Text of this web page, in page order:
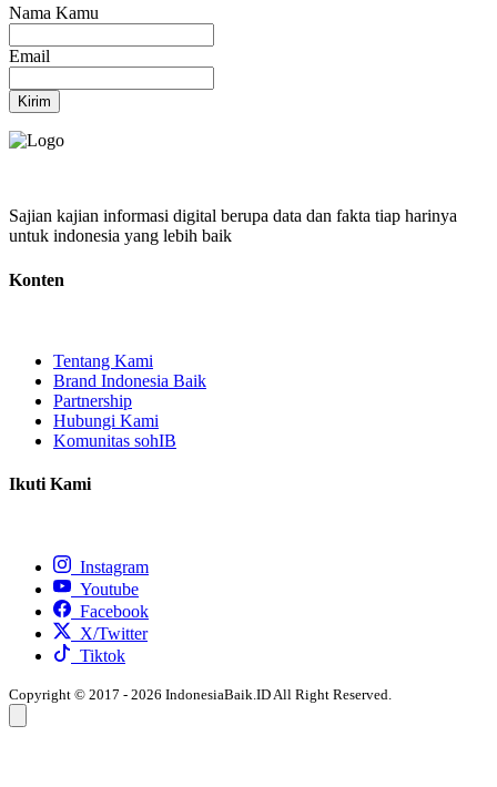
Nama Kamu
Email
Kirim
Sajian kajian informasi digital berupa data dan fakta tiap harinya
untuk indonesia yang lebih baik
Konten
Tentang Kami
Brand Indonesia Baik
Partnership
Hubungi Kami
Komunitas sohIB
Ikuti Kami
Instagram
Youtube
Facebook
X/Twitter
Tiktok
Copyright © 2017 - 2026 IndonesiaBaik.ID All Right Reserved.